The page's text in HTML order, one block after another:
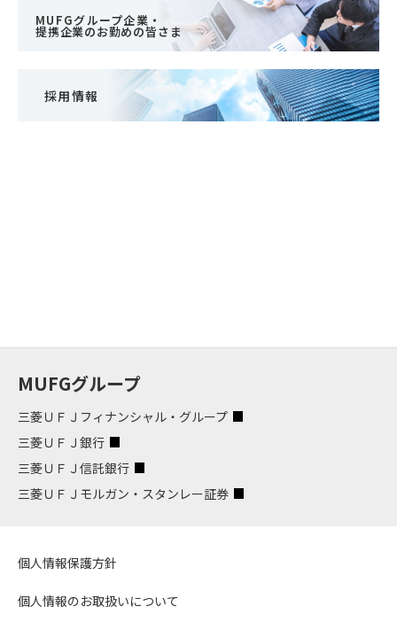
MUFGグループ企業・
提携企業のお勤めの皆さま
採用情報
MUFGグループ
三菱ＵＦＪフィナンシャル・グループ
三菱ＵＦＪ銀行
三菱ＵＦＪ信託銀行
三菱ＵＦＪモルガン・スタンレー証券
個人情報保護方針
個人情報のお取扱いについて